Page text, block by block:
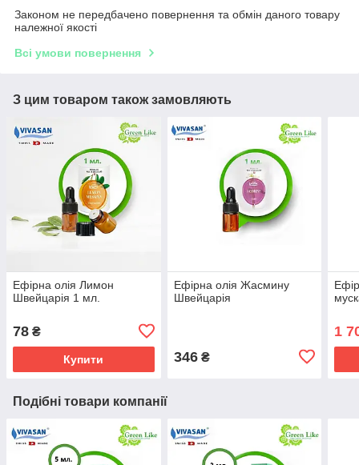
Законом не передбачено повернення та обмін даного товару
належної якості
Всі умови повернення
З цим товаром також замовляють
Ефірна олія Лимон
Швейцарія 1 мл.
78 ₴
Купити
Ефірна олія Жасмину
Швейцарія
346₴
1
Подібні товари компанії